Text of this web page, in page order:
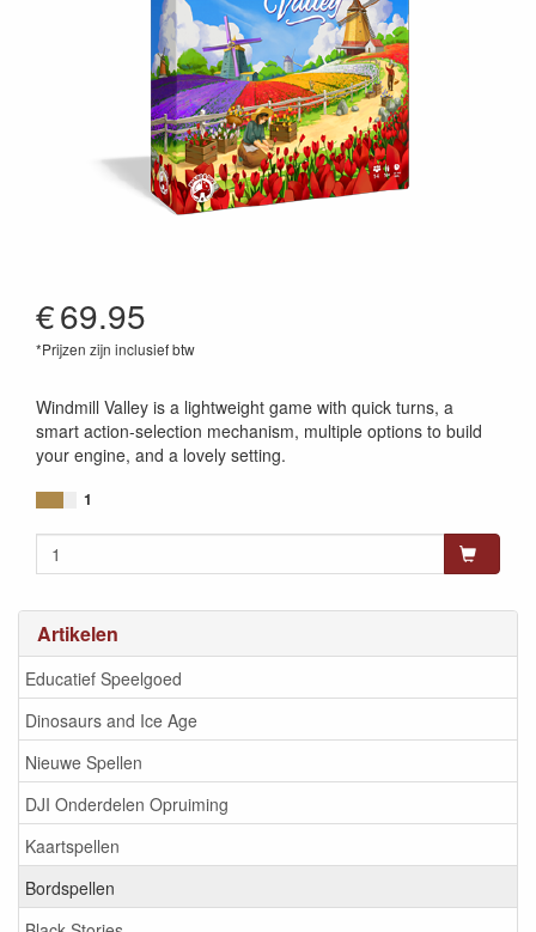
Artikelen
Educatief Speelgoed
Dinosaurs and Ice Age
Nieuwe Spellen
DJI Onderdelen Opruiming
Kaartspellen
Bordspellen
€69.95
*Prijzen zijn inclusief btw
Windmill Valley is a lightweight game with quick turns, a
smart action-selection mechanism, multiple options to build
your engine, and a lovely setting.
1